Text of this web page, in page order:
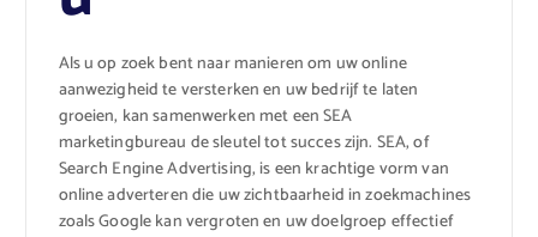
Als u op zoek bent naar manieren om uw online
aanwezigheid te versterken en uw bedrijf te laten
groeien, kan samenwerken met een SEA
marketingbureau de sleutel tot succes zijn. SEA, of
Search Engine Advertising, is een krachtige vorm van
online adverteren die uw zichtbaarheid in zoekmachines
zoals Google kan vergroten en uw doelgroep effectief